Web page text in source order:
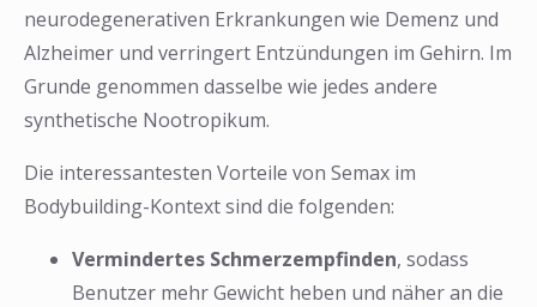
neurodegenerativen Erkrankungen wie Demenz und
Alzheimer und verringert Entzündungen im Gehirn. Im
Grunde genommen dasselbe wie jedes andere
synthetische Nootropikum.
Die interessantesten Vorteile von Semax im
Bodybuilding-Kontext sind die folgenden:
Vermindertes Schmerzempfinden, sodass
Benutzer mehr Gewicht heben und näher an die